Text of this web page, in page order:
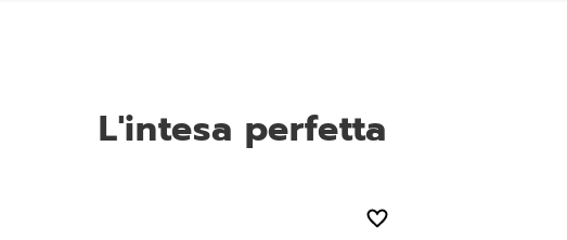
L'intesa perfetta